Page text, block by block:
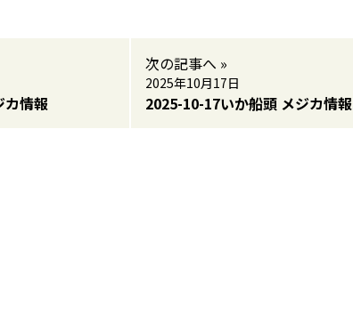
カ情報
次の記事へ »
2025年10月17日
2025-10-17いか船頭 メジカ情報